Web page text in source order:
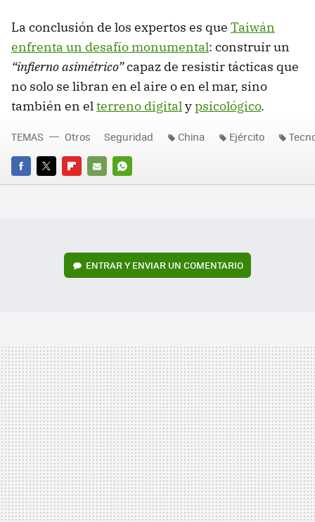
La conclusión de los expertos es que Taiwán
enfrenta un desafío monumental: construir un
“infierno asimétrico”capaz de resistir tácticas que
no solo se libran en el aire o en el mar, sino
también en el terreno digital ypsicológico.
FACEBOOK
TWITTERFLIPBOARD
E-
WHATSAPP
TEMAS Otros Seguridad China Ejército
ENTRAR Y ENVIAR UN COMENTARIO